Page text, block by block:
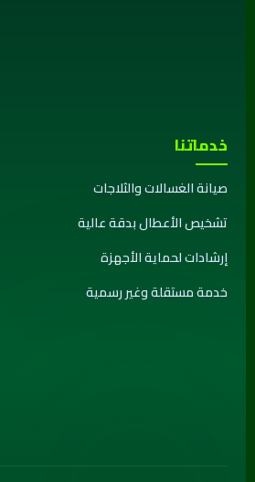
خدماتنا
صيانة الغسالات والثلاجات
تشخيص الأعطال بدقة عالية
إرشادات لحماية الأجهزة
خدمة مستقلة وغير رسمية